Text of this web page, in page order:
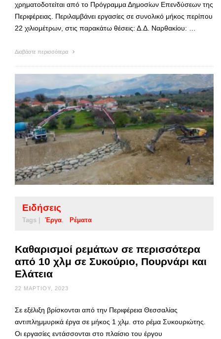
χρηματοδοτείται από το Πρόγραμμα Δημοσίων Επενδύσεων της
Περιφέρειας. Περιλαμβάνει εργασίες σε συνολικό μήκος περίπου
22 χιλιομέτρων, στις παρακάτω θέσεις: Δ.Δ. Ναρθακίου: …
Διαβάστε περισσότερα
Ειδήσεις
Tags | Έργα Ρέματα
Καθαρισμοί ρεμάτων σε περισσότερα
από 10 χλμ σε Συκούριο, Πουρνάρι και
Ελάτεια
22 ΜΑΡΤΊΟΥ, 2023
Σε εξέλιξη βρίσκονται από την Περιφέρεια Θεσσαλίας
αντιπλημμυρικά έργα σε μήκος 1 χλμ. στο ρέμα Συκουριώτης.
Οι εργασίες εντάσσονται στο πλαίσιο του έργου